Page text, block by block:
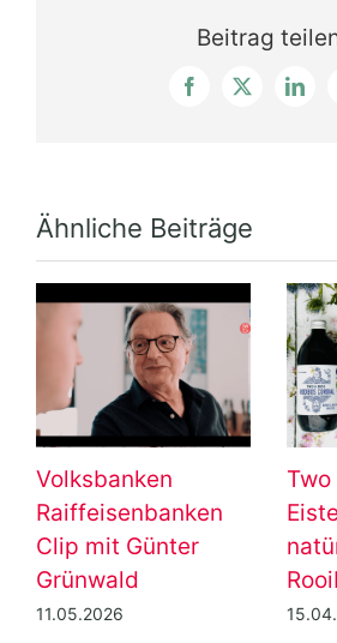
Beitrag
Facebook
X
Ähnliche Beiträge
Volksbanken
Raiffeisenbanken
Clip mit Günter
Grünwald
11.05.2026
Two